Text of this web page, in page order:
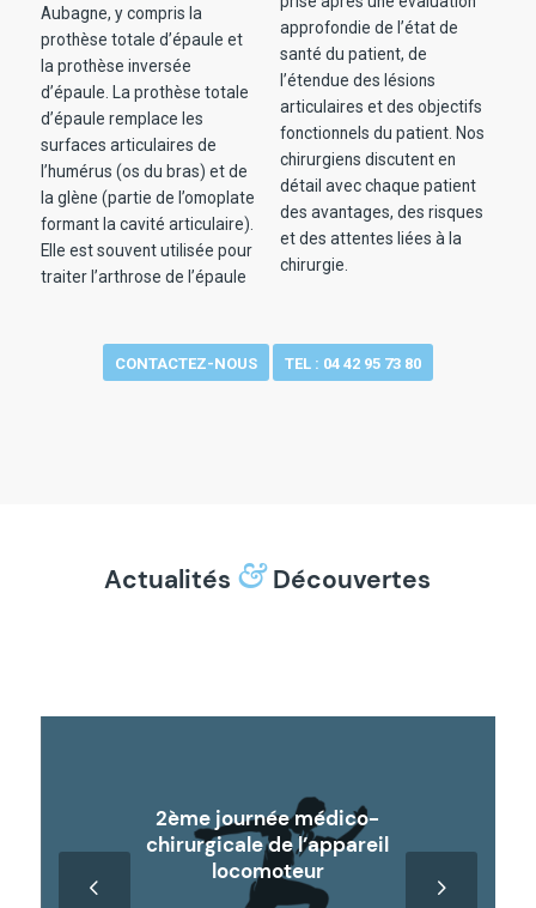
Aubagne, y compris la
prothèse totale d’épaule et
la prothèse inversée
d’épaule. La prothèse totale
d’épaule remplace les
surfaces articulaires de
l’humérus (os du bras) et de
la glène (partie de l’omoplate
formant la cavité articulaire).
Elle est souvent utilisée pour
traiter l’arthrose de l’épaule
approfondie de l’état de
santé du patient, de
l’étendue des lésions
articulaires et des objectifs
fonctionnels du patient. Nos
chirurgiens discutent en
détail avec chaque patient
des avantages, des risques
et des attentes liées à la
chirurgie.
CONTACTEZ-NOUS TEL : 04 42 95 73 80
Actualités &Découvertes
2ème journée médico-
chirurgicale de l’appareil
locomoteur
Suivant